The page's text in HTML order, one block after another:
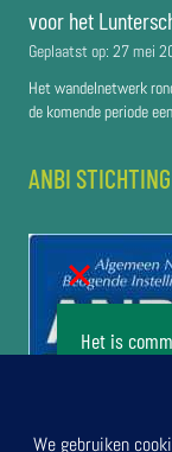
voor het
Geplaatst op: 27 mei
Het wandelnetwerk
de komende periode
ANBI STICHTING
Het is
zonder